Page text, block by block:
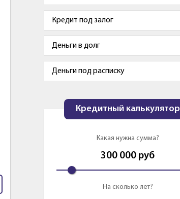
Кредит под залог
Деньги в долг
Деньги под расписку
Кредитный калькулятор
Какая нужна сумма?
300 000 руб
На сколько лет?